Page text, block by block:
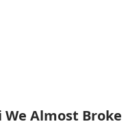
Almost Broke